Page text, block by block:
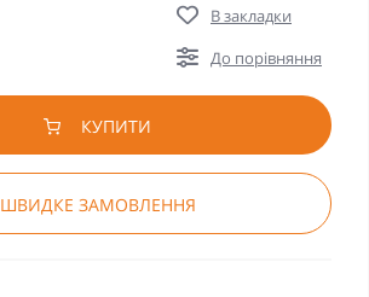
В закладки
До порівняння
КУПИТИ
ШВИДКЕ ЗАМОВЛЕННЯ